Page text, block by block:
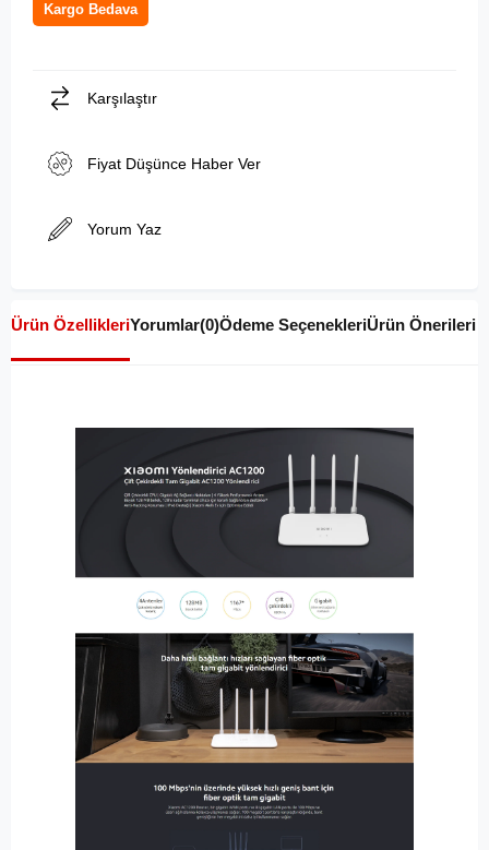
Kargo Bedava
Karşılaştır
Fiyat Düşünce Haber Ver
Yorum Yaz
Ürün ÖzellikleriYorumlar(0)Ödeme SeçenekleriÜrün Önerileri